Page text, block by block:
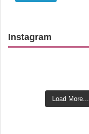
Instagram
Load More...